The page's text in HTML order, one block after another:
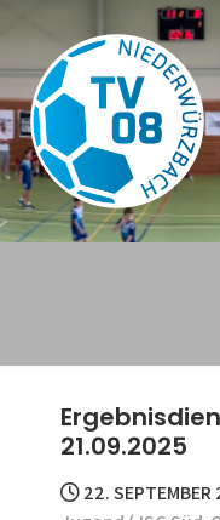
to
content
TV 08
Abteilung Handball
21.09.2025
22. SEPTEMBER